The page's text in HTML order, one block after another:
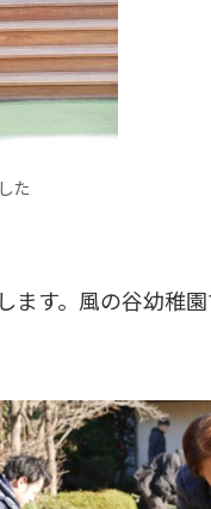
た
す。風の谷幼稚